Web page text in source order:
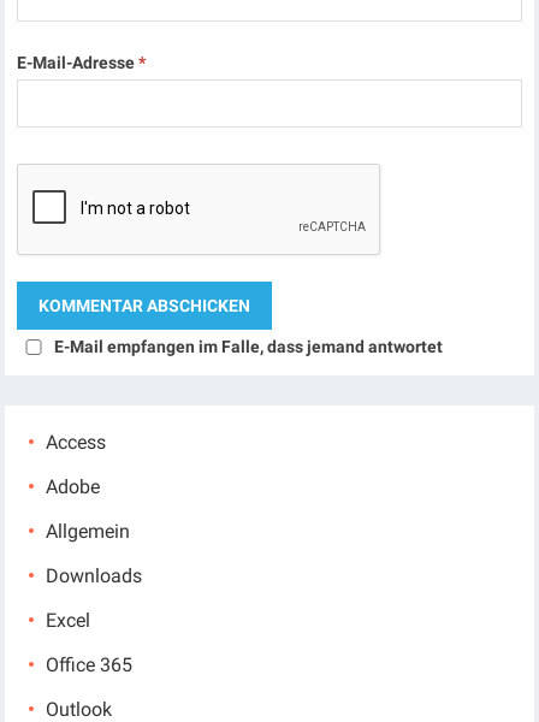
E-Mail-Adresse*
E-Mail empfangen im Falle, dass jemand antwortet
Access
Adobe
Allgemein
Downloads
Excel
Office 365
Outlook